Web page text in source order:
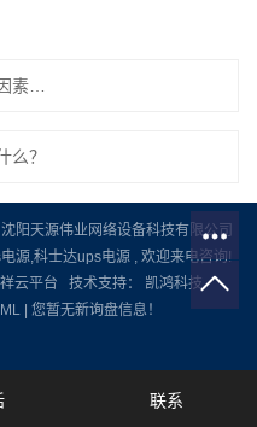
ups电源续航时间受哪些因素影响？
么？
阳天源伟业网络设备科技有限公司
源, 科士达ups电源, 欢迎来电咨询!
祥云平台 技术支持：
凯鸿科技
| 您暂无新询盘信息！
联系